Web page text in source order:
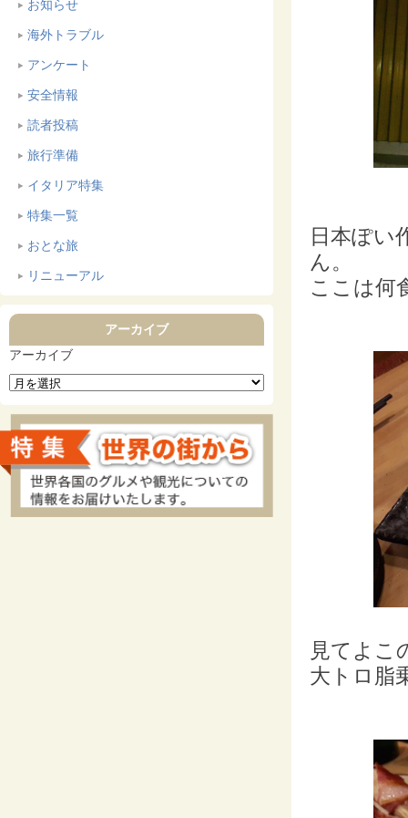
お知らせ
海外トラブル
アンケート
安全情報
読者投稿
旅行準備
イタリア特集
特集一覧
おとな旅
リニューアル
アーカイブ
アーカイブ
日本ぽい
ん。
ここは何
見てよこ
大トロ脂